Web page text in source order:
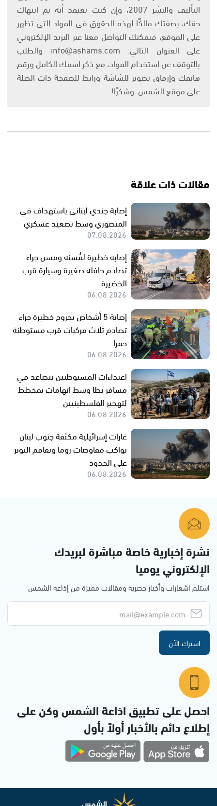
التأليف والنشر 2007، وإن كنت تعتقد أنه تم انتهاك
حقك، بصفتك مالكًا لهذه الحقوق في المواد التي تظهر
على الموقع، فيمكنك التواصل معنا عبر البريد الإلكتروني
على العنوان التالي: info@ashams.com والطلب
بالتوقف عن استخدام المواد، مع ذكر اسمك الكامل ورقم
هاتفك وإرفاق تصوير للشاشة ورابط للصفحة ذات الصلة
على موقع الشمس. وشكرًا!
مقالات ذات علاقة
إصابة جندي لبناني باستهداف في
المنصوري وسط تصعيد عسكري
07.08.2026
إصابة خطيرة لمُسنة ومسن جراء
تصادم حافلة صغيرة وسيارة قرب
الخضيرة
06.08.2026
إصابة 5 أشخاص بجروح خطيرة جراء
تصادم ثلاث مركبات قرب مستوطنة
حمرا
06.08.2026
اعتداءات المستوطنين تتصاعد في
مسافر يطا وسط اتهامات بمخطط
لتهجير الفلسطينيين
06.08.2026
غارات إسرائيلية مكثفة جنوب لبنان
تواكب مفاوضات روما وتفاقم التوتر
على الحدود
06.08.2026
نشرة إخبارية خاصة مباشرة لبريدك
الإلكتروني يوميا
استلم اشعارات وأخبار حصرية ومقالات مميزة من إذاعة الشمس
اشترك الآن
احصل على تطبيق اذاعة الشمس وكن على
إطلاع دائم بالأخبار أولاً بأول